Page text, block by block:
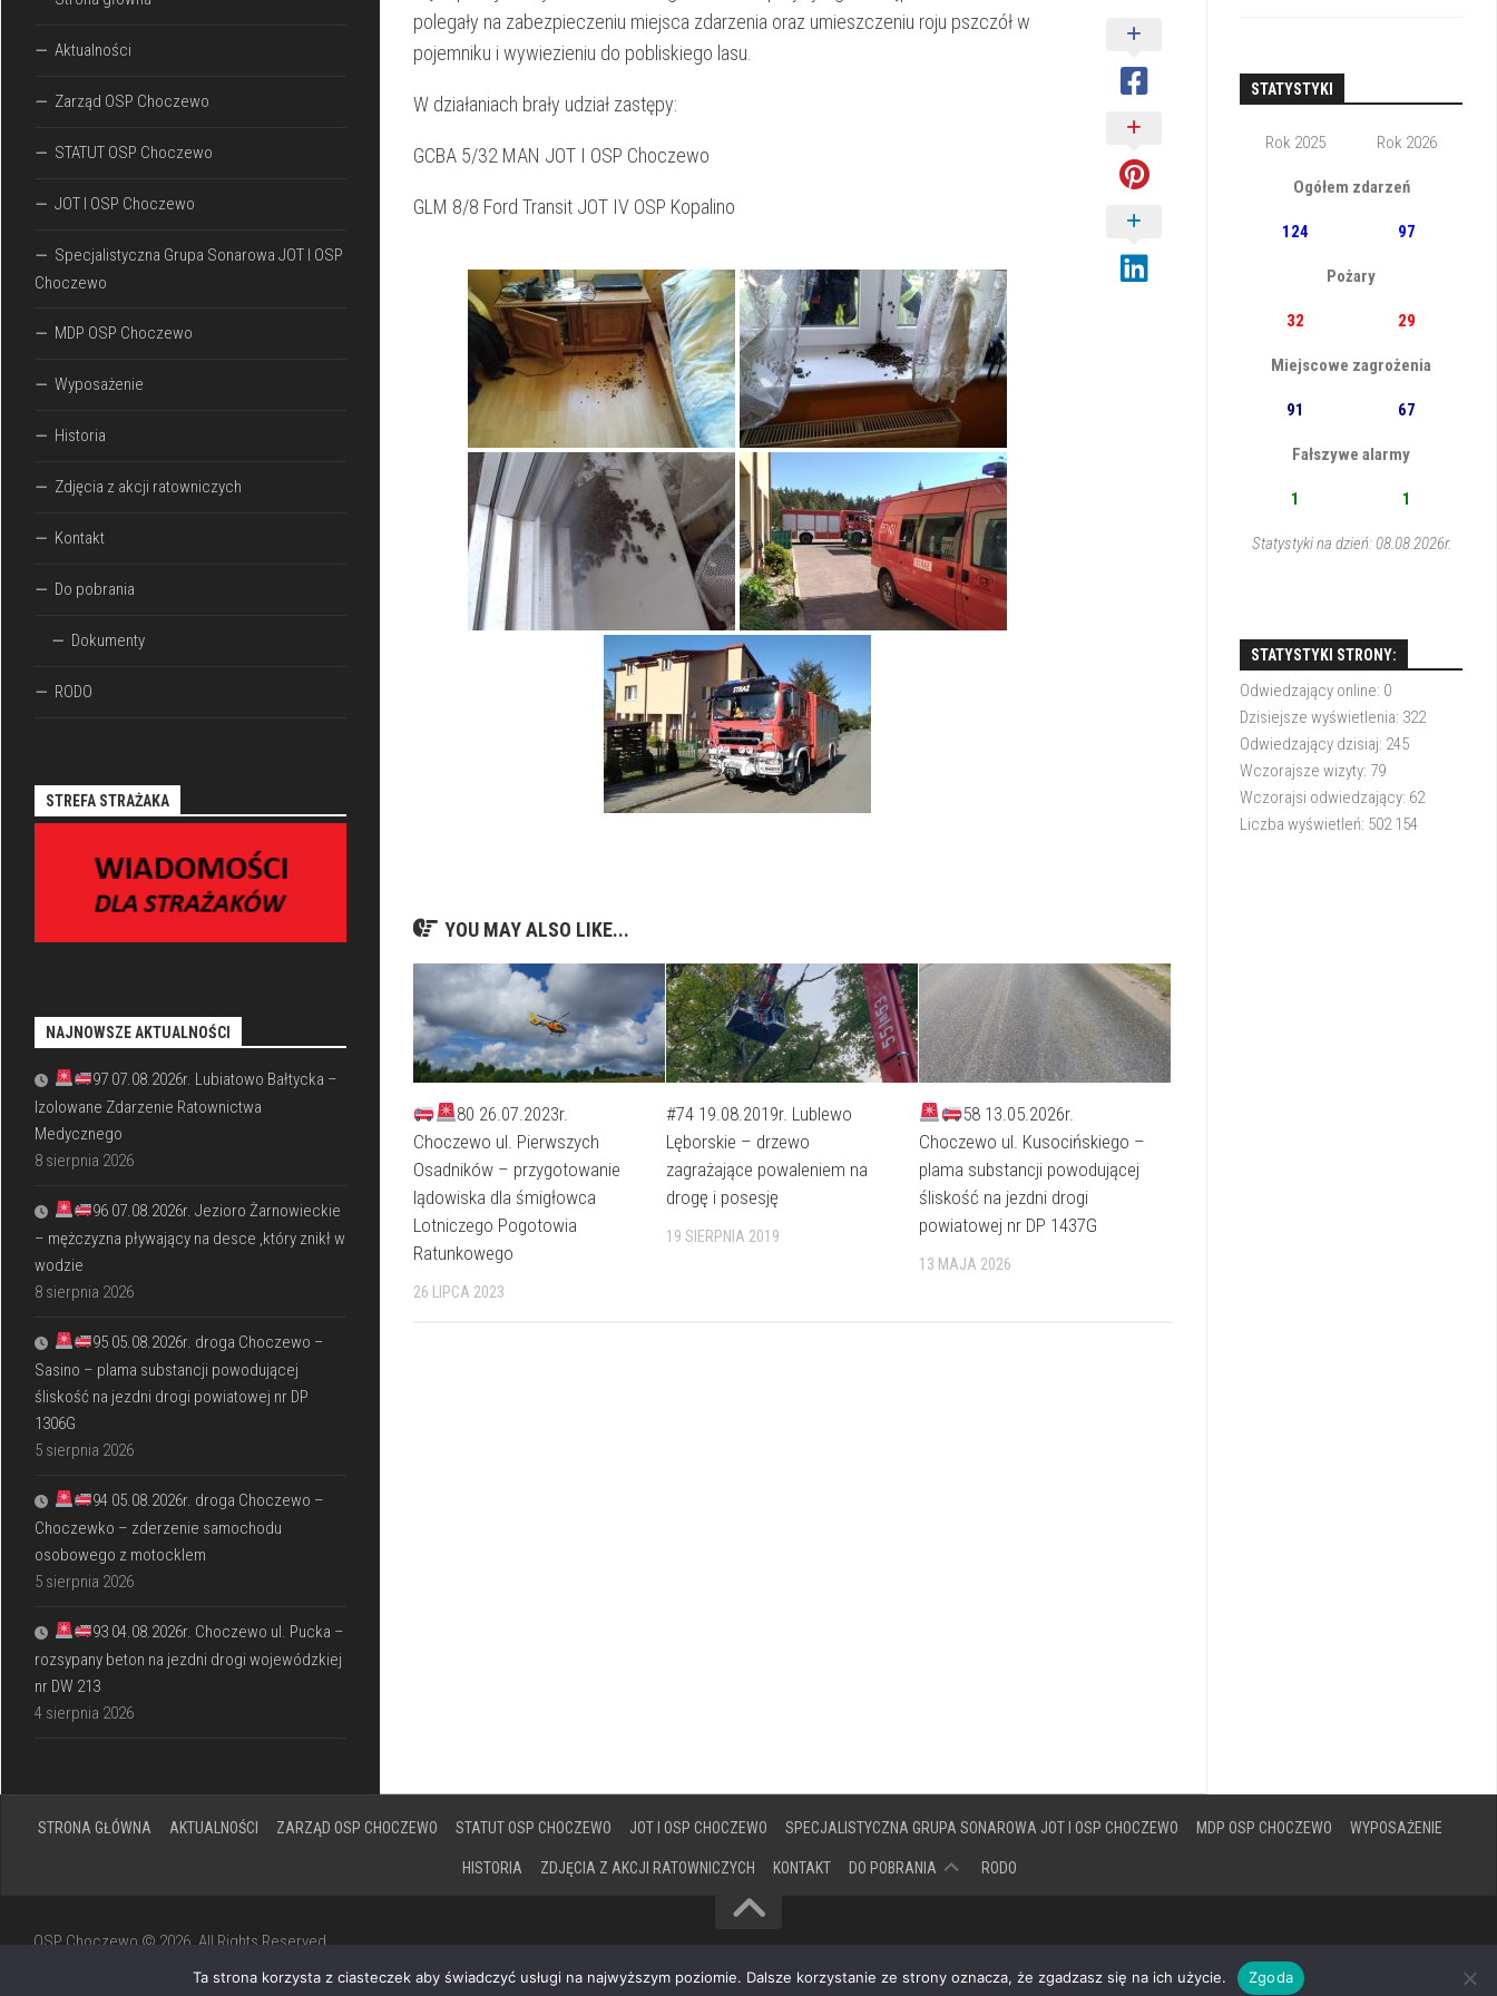
polegały na zabezpieczeniu miejsca zdarzenia oraz umieszczeniu roju pszczół w
pojemniku i wywiezieniu do pobliskiego lasu.
W działaniach brały udział zastępy:
GCBA 5/32 MAN JOT I OSP Choczewo
GLM 8/8 Ford Transit JOT IV OSP Kopalino
YOU MAY ALSO LIKE...
80 26.07.2023r.
Choczewo ul. Pierwszych
Osadników – przygotowanie
lądowiska dla śmigłowca
Lotniczego Pogotowia
Ratunkowego
26 LIPCA 2023
#74 19.08.2019r. Lublewo
Lęborskie – drzewo
zagrażające powaleniem na
drogę i posesję
19 SIERPNIA 2019
58 13.05.2026r.
Choczewo ul. Kusocińskiego –
plama substancji powodującej
śliskość na jezdni drogi
powiatowej nr DP 1437G
13 MAJA 2026
Aktualności
Zarząd OSP Choczewo
STATUT OSP Choczewo
JOT I OSP Choczewo
Specjalistyczna Grupa Sonarowa JOT I OSP
Choczewo
MDP OSP Choczewo
Wyposażenie
Historia
Zdjęcia z akcji ratowniczych
Kontakt
Do pobrania
Dokumenty
RODO
STREFA STRAŻAKA
NAJNOWSZE AKTUALNOŚCI
97 07.08.2026r. Lubiatowo Bałtycka –
Izolowane Zdarzenie Ratownictwa
Medycznego
8 sierpnia 2026
96 07.08.2026r. Jezioro Żarnowieckie
– mężczyzna pływający na desce ,który znikł w
wodzie
8 sierpnia 2026
95 05.08.2026r. droga Choczewo –
Sasino – plama substancji powodującej
śliskość na jezdni drogi powiatowej nr DP
1306G
5 sierpnia 2026
94 05.08.2026r. droga Choczewo –
Choczewko – zderzenie samochodu
osobowego z motocklem
5 sierpnia 2026
93 04.08.2026r. Choczewo ul. Pucka –
rozsypany beton na jezdni drogi wojewódzkiej
nr DW 213
4 sierpnia 2026
STATYSTYKI
Rok 2025 Rok 2026
Ogółem zdarzeń
124 97
Pożary
32 29
Miejscowe zagrożenia
91 67
Fałszywe alarmy
1 1
Statystyki na dzień: 08.08.2026r.
STATYSTYKI STRONY:
Odwiedzający online: 0
Dzisiejsze wyświetlenia: 322
Odwiedzający dzisiaj: 245
Wczorajsze wizyty: 79
Wczorajsi odwiedzający: 62
Liczba wyświetleń: 502 154
STRONA GŁÓWNA AKTUALNOŚCI ZARZĄD OSP CHOCZEWO STATUT OSP CHOCZEWO JOT I OSP CHOCZEWO SPECJALISTYCZNA GRUPA SONAROWA JOT I OSP CHOCZEWO MDP OSP CHOCZEWO WYPOSAŻENIE
HISTORIA ZDJĘCIA Z AKCJI RATOWNICZYCH KONTAKT DO POBRANIA RODO
OSP Choczewo © 2026. All Rights Reserved.
Ta strona korzysta z ciasteczek aby świadczyć usługi na najwyższym poziomie. Dalsze korzystanie ze strony oznacza, że zgadzasz się na ich użycie. Zgoda